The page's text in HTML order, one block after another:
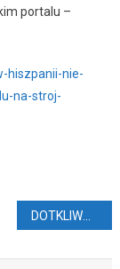
portalu –
hiszpanii-nie-
na-stroj-
DOTKLIWA KARA ZA KARMIENIE GOŁĘBI